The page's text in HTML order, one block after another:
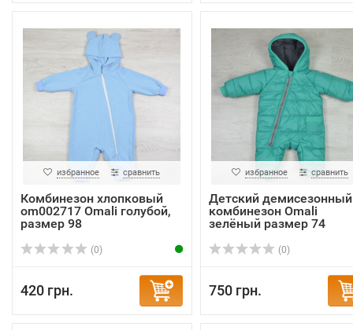
избранное сравнить
Комбинезон хлопковый
om002717 Omali голубой,
размер 98
(0)
420 грн.
избранное сравнить
Детский демисезонный
комбинезон Omali
зелёный размер 74
(0)
750 грн.